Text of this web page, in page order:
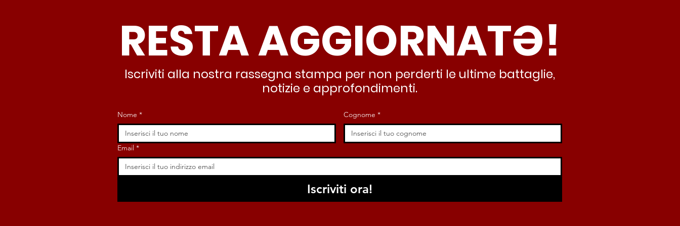
nessuno interviene”
deve garantire servizi e
dignità”
lasciando al caos e
all’abusivismo”
RESTA AGGIORNATƏ!
Iscriviti alla nostra rassegna stampa per non perderti le ultime battaglie,
notizie e approfondimenti.
Nome * Cognome *
Email *
Iscriviti ora!